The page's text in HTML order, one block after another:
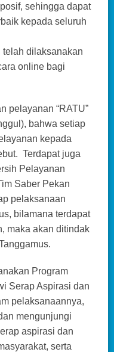
sehingga dapat
kepada seluruh
telah dilaksanakan
online bagi
pelayanan “RATU”
bahwa setiap
kepada
Terdapat juga
Pelayanan
Saber Pekan
pelaksanaan
bilamana terdapat
maka akan ditindak
Program
Serap Aspirasi dan
pelaksanaannya,
mengunjungi
aspirasi dan
serta